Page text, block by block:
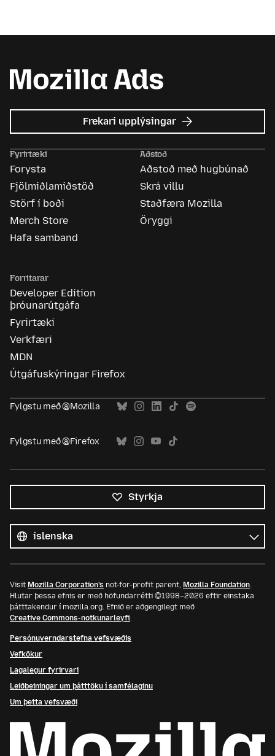
Frekari upplýsingar um
Mozilla
Fyrirtæki
Forysta
Fjölmiðlamiðstöð
Störf í boði
Merch Store
Hafa samband
Aðstoð
Aðstoð með hugbúnað
Skrá villu
Staðfæra Mozilla
Öryggi
Forritarar
Developer Edition
þróunarútgáfa
Fyrirtæki
Verkfæri
MDN
Útgáfuskýringar Firefox
Fylgstu með @Mozilla
Fylgstu með @Firefox
Styrkja
tungumál
Tungumál
Visit Mozilla Corporation’s not-for-profit parent, Mozilla Foundation.
Hlutar þessa efnis er með höfundarrétti ©1998–2026 eftir einstaka
þátttakendur í mozilla.org. Efnið er aðgengilegt með
Creative Commons-notkunarleyfi.
Persónuverndarstefna vefsvæðis
Vefkökur
Lagalegur fyrirvari
Leiðbeiningar um þátttöku í samfélaginu
Um þetta vefsvæði